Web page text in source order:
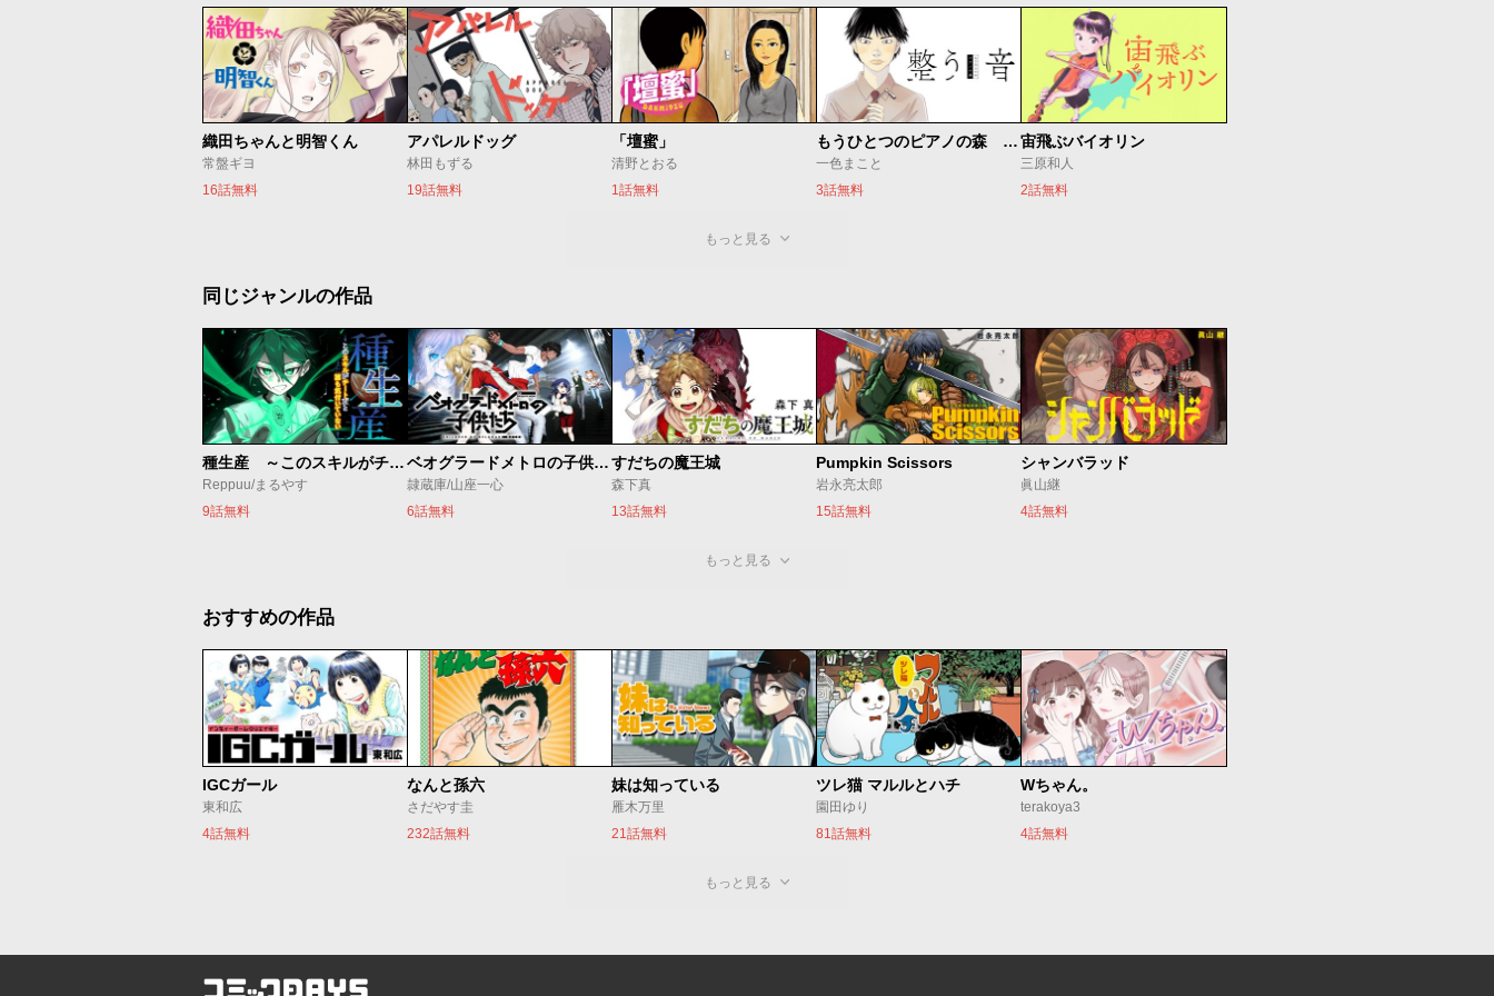
織田ちゃんと明智くん
常盤ギヨ
16話無料
アパレルドッグ
林田もずる
19話無料
「壇蜜」
清野とおる
1話無料
もうひとつのピアノの森 整う音
一色まこと
3話無料
宙飛ぶバイオリン
三原和人
2話無料
もっと見る
同じジャンルの作品
種生産 ～このスキルがチートだとまだ誰も気付いていない～
Reppuu/まるやす
9話無料
ベオグラードメトロの子供たち
隷蔵庫/山座一心
6話無料
すだちの魔王城
森下真
13話無料
Pumpkin Scissors
岩永亮太郎
15話無料
シャンバラッド
眞山継
4話無料
もっと見る
おすすめの作品
IGCガール
東和広
4話無料
なんと孫六
さだやす圭
232話無料
妹は知っている
雁木万里
21話無料
ツレ猫 マルルとハチ
園田ゆり
81話無料
Wちゃん。
terakoya3
4話無料
もっと見る